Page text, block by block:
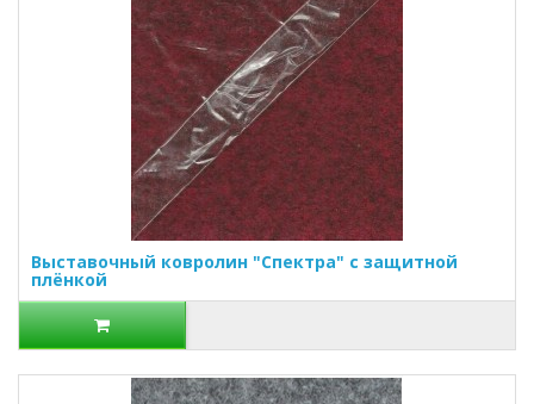
Выставочный ковролин "Спектра" с защитной
плёнкой